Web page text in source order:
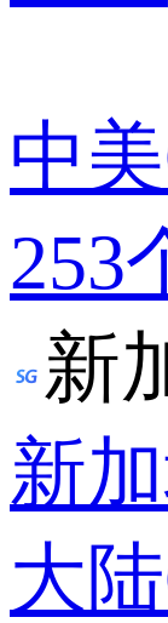
中
253
新
新
大